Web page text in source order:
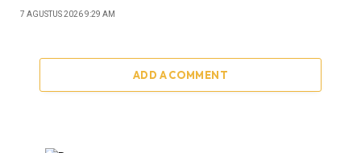
7 AGUSTUS 2026 9:29 AM
ADD A COMMENT